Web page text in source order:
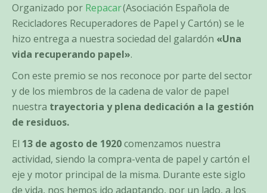
Organizado por Repacar(Asociación Española de
Recicladores Recuperadores de Papel y Cartón) se le
hizo entrega a nuestra sociedad del galardón «Una
vida recuperando papel».
Con este premio se nos reconoce por parte del sector
y de los miembros de la cadena de valor de papel
nuestra trayectoria y plena dedicación a la gestión
de residuos.
El 13 de agosto de 1920comenzamos nuestra
actividad, siendo la compra-venta de papel y cartón el
eje y motor principal de la misma. Durante este siglo
de vida, nos hemos ido adaptando, por un lado, a los